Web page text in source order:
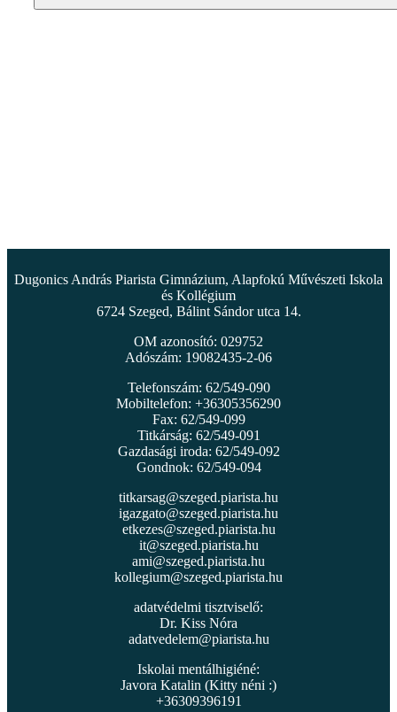
Dugonics András Piarista Gimnázium, Alapfokú Művészeti Iskola
és Kollégium
6724 Szeged, Bálint Sándor utca 14.
OM azonosító: 029752
Adószám: 19082435-2-06
Telefonszám: 62/549-090
Mobiltelefon: +36305356290
Fax: 62/549-099
Titkárság: 62/549-091
Gazdasági iroda: 62/549-092
Gondnok: 62/549-094
titkarsag@szeged.piarista.hu
igazgato@szeged.piarista.hu
etkezes@szeged.piarista.hu
it@szeged.piarista.hu
ami@szeged.piarista.hu
kollegium@szeged.piarista.hu
adatvédelmi tisztviselő:
Dr. Kiss Nóra
adatvedelem@piarista.hu
Iskolai mentálhigiéné:
Javora Katalin (Kitty néni :)
+36309396191